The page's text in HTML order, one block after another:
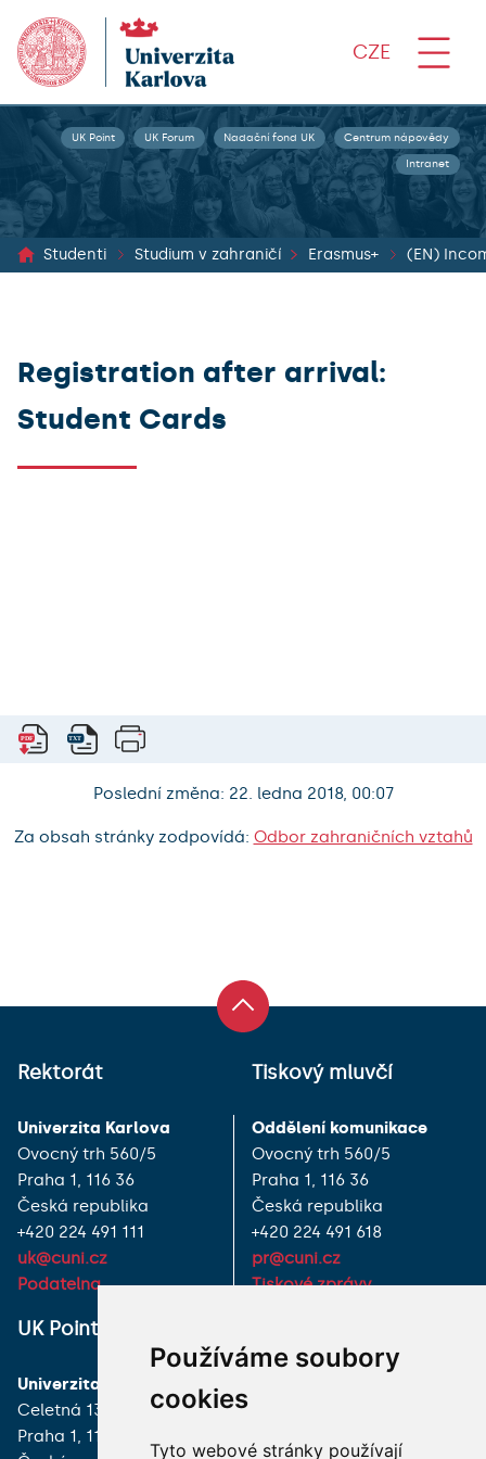
Používáme soubory
cookies
Tyto webové stránky používají
CZE
UK Point UK Forum Nadační fond UK Centrum nápovědy
Intranet
Studenti Studium v zahraničí Erasmus+
Registration after arrival:
Student Cards
Poslední změna: 22. ledna 2018, 00:07
Za obsah stránky zodpovídá: Odbor zahraničních vztahů
Rektorát
Univerzita Karlova
Ovocný trh 560/5
Praha 1, 116 36
Česká republika
+420 224 491 111
uk@cuni.cz
Podatelna
Tiskový mluvčí
Oddělení komunikace
Ovocný trh 560/5
Praha 1, 116 36
Česká republika
+420 224 491 618
pr@cuni.cz
Tiskové zprávy
UK Point
Univerzita Karlova
Celetná 13
Praha 1, 116 36
JAK K NÁM?